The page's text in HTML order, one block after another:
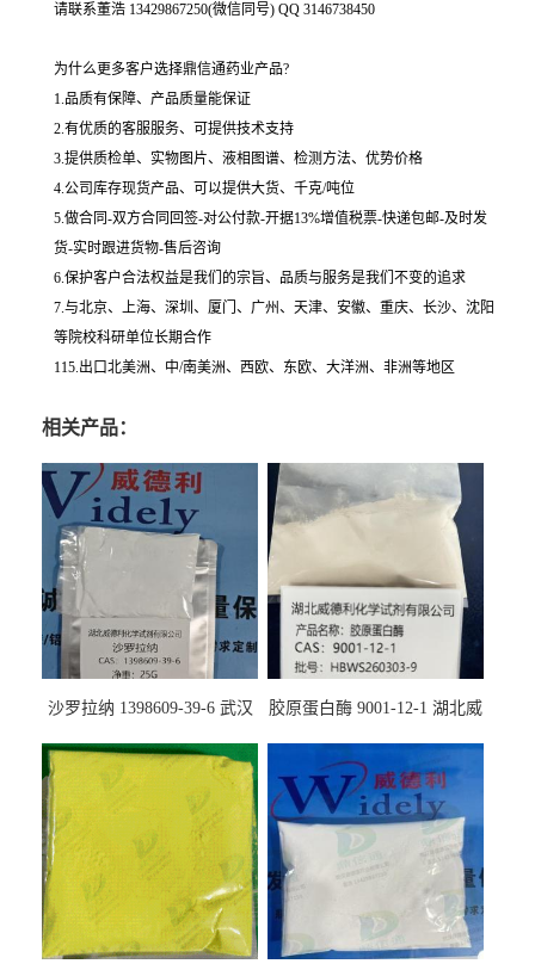
请联系董浩 13429867250(微信同号) QQ 3146738450
为什么更多客户选择鼎信通药业产品?
1.品质有保障、产品质量能保证
2.有优质的客服服务、可提供技术支持
3.提供质检单、实物图片、液相图谱、检测方法、优势价格
4.公司库存现货产品、可以提供大货、千克/吨位
5.做合同-双方合同回签-对公付款-开据13%增值税票-快递包邮-及时发
货-实时跟进货物-售后咨询
6.保护客户合法权益是我们的宗旨、品质与服务是我们不变的追求
7.与北京、上海、深圳、厦门、广州、天津、安徽、重庆、长沙、沈阳
等院校科研单位长期合作
115.出口北美洲、中/南美洲、西欧、东欧、大洋洲、非洲等地区
相关产品：
沙罗拉纳 1398609-39-6 武汉
胶原蛋白酶 9001-12-1 湖北威